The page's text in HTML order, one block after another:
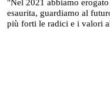
"Nel 2021 abbiamo
esaurita, guardiamo al
più forti le radici e i valori